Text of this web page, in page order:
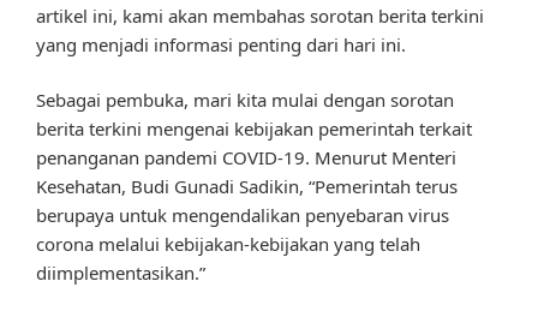
artikel ini, kami akan membahas sorotan berita terkini
yang menjadi informasi penting dari hari ini.
Sebagai pembuka, mari kita mulai dengan sorotan
berita terkini mengenai kebijakan pemerintah terkait
penanganan pandemi COVID-19. Menurut Menteri
Kesehatan, Budi Gunadi Sadikin, “Pemerintah terus
berupaya untuk mengendalikan penyebaran virus
corona melalui kebijakan-kebijakan yang telah
diimplementasikan.”